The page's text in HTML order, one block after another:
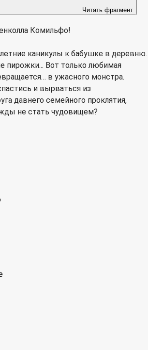
Читать фрагмент
Комильфо!
каникулы к бабушке в деревню.
пирожки... Вот только любимая
в ужасного монстра.
и вырваться из
давнего семейного проклятия,
не стать чудовищем?